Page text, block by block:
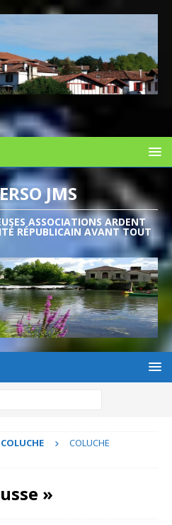
JMS
ASSOCIATIONS ARDENT
RÉPUBLICAIN AVANT TOUT
COLUCHE
COLUCHE
»